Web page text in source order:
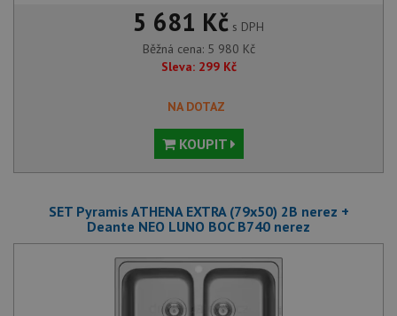
5 681 Kč s DPH
Běžná cena: 5 980 Kč
Sleva: 299 Kč
NA DOTAZ
KOUPIT
SET Pyramis ATHENA EXTRA (79x50) 2B nerez +
Deante NEO LUNO BOC B740 nerez